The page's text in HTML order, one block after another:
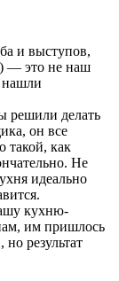
и выступов,
— это не наш
нашли
решили делать
он все
такой, как
Не
идеально
кухню-
им пришлось
результат